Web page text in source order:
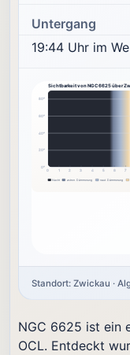
Untergang
19:44 Uhr im
0°
20°
40°
60°
80°
0 1 2 3 4 7
Sichtbarkeit von NGC6625 über
Nacht astron. Dämmerung naut. Dämmerung
Standort: Zwickau ·
NGC 6625 ist ein
OCL. Entdeckt